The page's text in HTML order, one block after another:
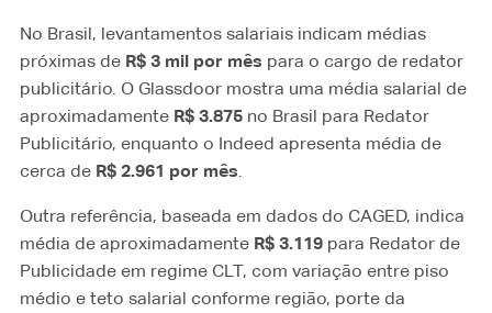
No Brasil, levantamentos salariais indicam médias
próximas de R$ 3 mil por mês para o cargo de redator
publicitário. O Glassdoor mostra uma média salarial de
aproximadamente R$ 3.875no Brasil para Redator
Publicitário, enquanto o Indeed apresenta média de
cerca de R$ 2.961 por mês
Outra referência, baseada em dados do CAGED, indica
média de aproximadamente R$ 3.119para Redator de
Publicidade em regime CLT, com variação entre piso
médio e teto salarial conforme região, porte da